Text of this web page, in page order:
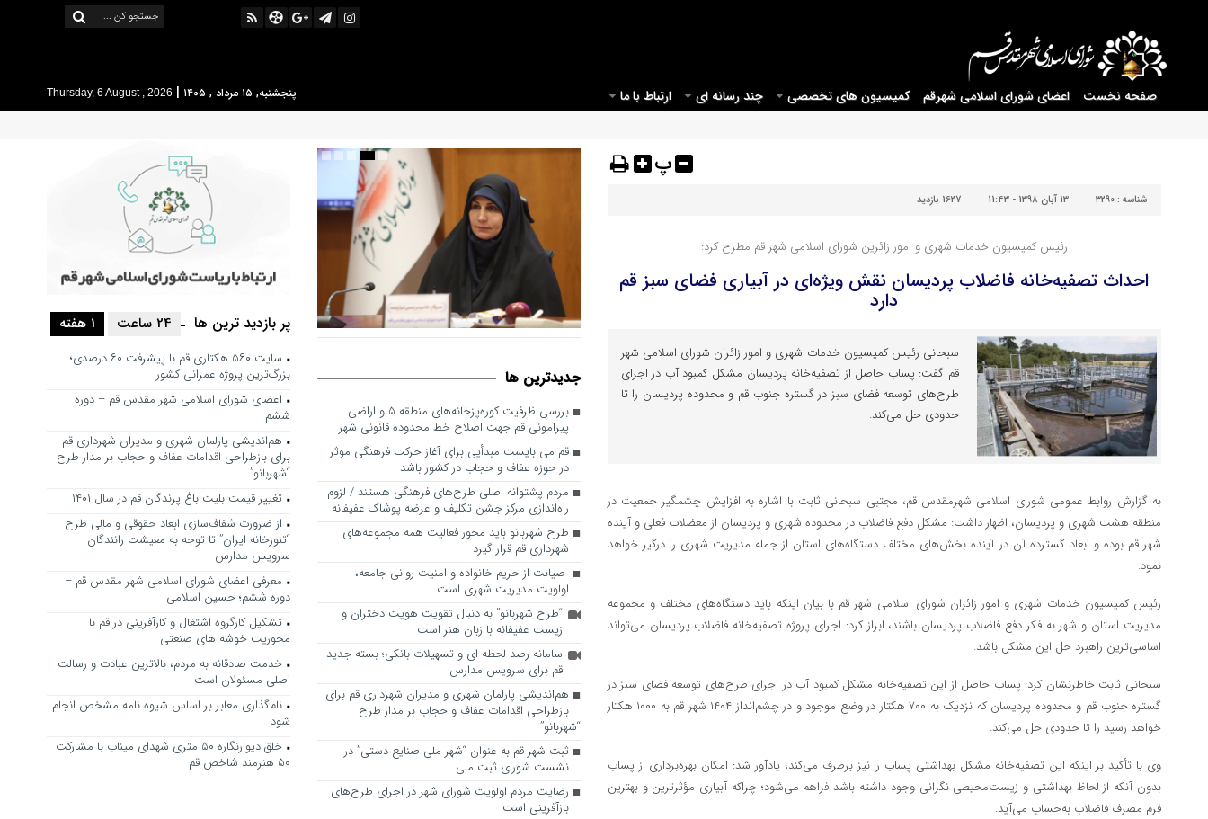
صفحه نخست اعضای شورای اسلامی شهرقم کمیسیون های تخصصی چند رسانه ای ارتباط با ما پنجشنبه, ۱۵ مرداد , ۱۴۰۵ |
Thursday, 6 August , 2026
پ
شناسه : 3290 13 آبان 1398 - 11:43 1627 بازدید
رئیس کمیسیون خدمات شهری و امور زائرین شورای اسلامی شهر قم مطرح کرد:
احداث تصفیه‌خانه فاضلاب پردیسان نقش ویژه‌ای در آبیاری فضای سبز قم
دارد
سبحانی رئیس کمیسیون خدمات شهری و امور زائران شورای اسلامی شهر
قم گفت: پساب حاصل از تصفیه‌خانه پردیسان مشکل کمبود آب در اجرای
طرح‌های توسعه فضای سبز در گستره جنوب قم و محدوده پردیسان را تا
حدودی حل می‌کند.
به گزارش روابط عمومی شورای اسلامی شهرمقدس قم، مجتبی سبحانی ثابت با اشاره به افزایش چشمگیر جمعیت در
منطقه هشت شهری و پردیسان، اظهار داشت: مشکل دفع فاضلاب در محدوده شهری و پردیسان از معضلات فعلی و آینده
شهر قم بوده و ابعاد گسترده آن در آینده بخش‌های مختلف دستگاه‌های استان از جمله مدیریت شهری را درگیر خواهد
نمود.
رئیس کمیسیون خدمات شهری و امور زائران شورای اسلامی شهر قم با بیان اینکه باید دستگاه‌های مختلف و مجموعه
مدیریت استان و شهر به فکر دفع فاضلاب پردیسان باشند، ابراز کرد: اجرای پروژه تصفیه‌خانه فاضلاب پردیسان می‌تواند
اساسی‌ترین راهبرد حل این مشکل باشد.
سبحانی ثابت خاطرنشان کرد: پساب حاصل از این تصفیه‌خانه مشکل کمبود آب در اجرای طرح‌های توسعه فضای سبز در
گستره جنوب قم و محدوده پردیسان که نزدیک به ۷۰۰ هکتار در وضع موجود و در چشم‌انداز ۱۴۰۴ شهر قم به ۱۰۰۰ هکتار
خواهد رسید را تا حدودی حل می‌کند.
وی با تأکید بر اینکه این تصفیه‌خانه مشکل بهداشتی پساب را نیز برطرف می‌کند، یادآور شد: امکان بهره‌برداری از پساب
بدون آنکه از لحاظ بهداشتی و زیست‌محیطی نگرانی وجود داشته باشد فراهم می‌شود؛ چراکه آبیاری مؤثرترین و بهترین
فرم مصرف فاضلاب به‌حساب می‌آید.
جديدترين ها
بررسی ظرفیت کوره‌پزخانه‌های منطقه ۵ و اراضی
پیرامونی قم جهت اصلاح خط محدوده قانونی شهر
قم می بایست مبدأیی برای آغاز حرکت فرهنگی موثر
در حوزه عفاف و حجاب در کشور باشد
مردم پشتوانه اصلی طرح‌های فرهنگی هستند / لزوم
راه‌اندازی مرکز جشن تکلیف و عرضه پوشاک عفیفانه
طرح شهربانو باید محور فعالیت همه مجموعه‌های
شهرداری قم قرار گیرد
صیانت از حریم خانواده و امنیت روانی جامعه،
اولویت مدیریت شهری است
“طرح شهربانو” به دنبال تقویت هویت دختران و
زیست عفیفانه با زبان هنر است
سامانه رصد لحظه ای و تسهیلات بانکی؛ بسته جدید
قم برای سرویس مدارس
هم‌اندیشی پارلمان شهری و مدیران شهرداری قم برای
بازطراحی اقدامات عفاف و حجاب بر مدار طرح
“شهربانو”
ثبت شهر قم به عنوان “شهر ملی صنایع دستی” در
نشست شورای ثبت ملی
رضایت مردم اولویت شورای شهر در اجرای طرح‌های
بازآفرینی است
پر بازدید ترین ها 1 هفته 24 ساعت
سایت ۵۶۰ هکتاری قم با پیشرفت ۶۰ درصدی؛
بزرگ‌ترین پروژه عمرانی کشور
اعضای شورای اسلامی شهر مقدس قم – دوره
ششم
هم‌اندیشی پارلمان شهری و مدیران شهرداری قم
برای بازطراحی اقدامات عفاف و حجاب بر مدار طرح
“شهربانو”
تغییر قیمت بلیت باغ پرندگان قم در سال ۱۴۰۱
از ضرورت شفاف‌سازی ابعاد حقوقی و مالی طرح
“تنورخانه ایران” تا توجه به معیشت رانندگان
سرویس مدارس
معرفی اعضای شورای اسلامی شهر مقدس قم –
دوره ششم؛ حسین اسلامی
تشکیل کارگروه اشتغال و کارآفرینی در قم با
محوریت خوشه های صنعتی
خدمت صادقانه به مردم، بالاترین عبادت و رسالت
اصلی مسئولان است
نام‌گذاری معابر بر اساس شیوه نامه مشخص انجام
شود
خلق دیوارنگاره ۵۰ متری شهدای میناب با مشارکت
۵۰ هنرمند شاخص قم